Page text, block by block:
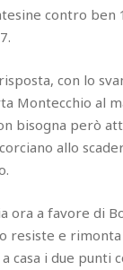
contro ben
con lo
Montecchio al
bisogna però
allo
a favore di
resiste e
casa i due punti